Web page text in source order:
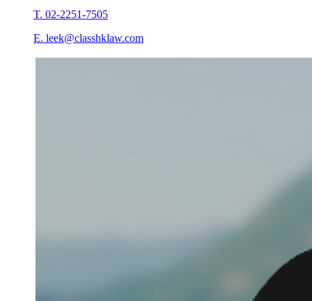
T. 02-2251-7505
E. leek@classhklaw.com